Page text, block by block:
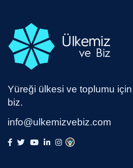
Yüreği ülkesi ve toplumu
biz.
info@ulkemizvebiz.com